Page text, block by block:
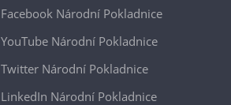
Facebook Národní Pokladnice
YouTube Národní Pokladnice
Twitter Národní Pokladnice
LinkedIn Národní Pokladnice